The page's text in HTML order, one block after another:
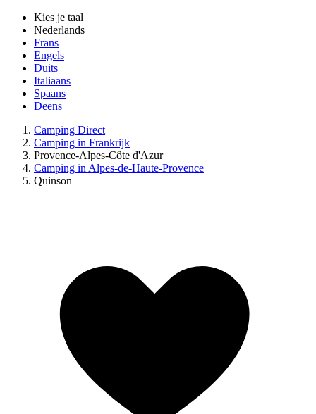
Kies je taal
Nederlands
Frans
Engels
Duits
Italiaans
Spaans
Deens
Camping Direct
Camping in Frankrijk
Provence-Alpes-Côte d'Azur
Camping in Alpes-de-Haute-Provence
Quinson